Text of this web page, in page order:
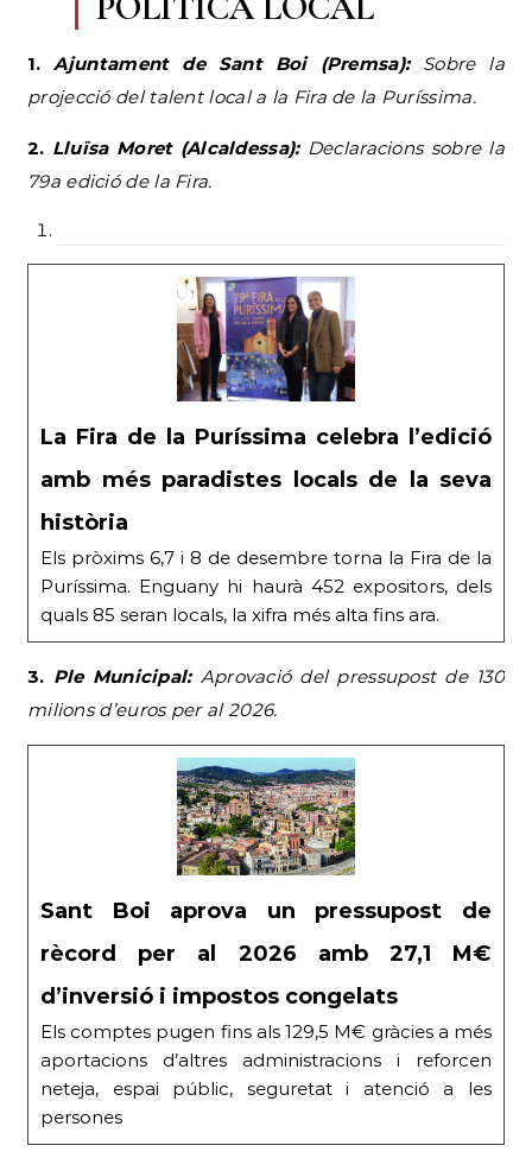
1.Ajuntament de Sant Boi (Premsa):Sobre la
projecció del talent local a la Fira de la Puríssima.
2. Lluïsa Moret (Alcaldessa):Declaracions sobre la
79a edició de la Fira.
La Fira de la Puríssima celebra l’edició
amb més paradistes locals de la seva
història
Els pròxims 6,7 i 8 de desembre torna la Fira de la
Puríssima. Enguany hi haurà 452 expositors, dels
quals 85 seran locals, la xifra més alta fins ara.
3. Ple Municipal:Aprovació del pressupost de 130
milions d’euros per al 2026.
Sant Boi aprova un pressupost de
rècord per al 2026 amb 27,1 M€
d’inversió i impostos congelats
Els comptes pugen fins als 129,5 M€ gràcies a més
aportacions d’altres administracions i reforcen
neteja, espai públic, seguretat i atenció a les
persones